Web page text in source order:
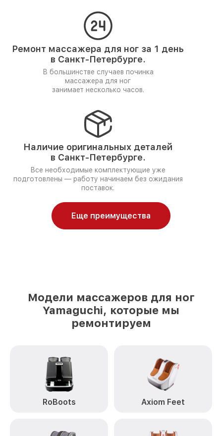
Ремонт массажера для ног за 1 день
в Санкт-Петербурге.
В большинстве случаев починка
массажера для ног
занимает несколько часов.
Наличие оригинальных деталей
в Санкт-Петербурге.
Все необходимые комплектующие уже
подготовлены — работу начинаем без ожидания
поставок.
Еще преимущества
Модели массажеров для ног
Yamaguchi, которые мы
ремонтируем
RoBoots Axiom Feet